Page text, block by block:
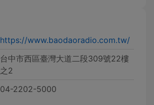
https://www.baodaoradio.com.tw/
台中市西區臺灣大道二段309號22樓
之2
04-2202-5000